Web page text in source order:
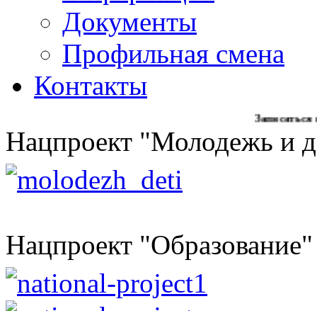
Документы
Профильная смена
Контакты
Записаться на
Нацпроект "Молодежь и
Нацпроект "Образование"